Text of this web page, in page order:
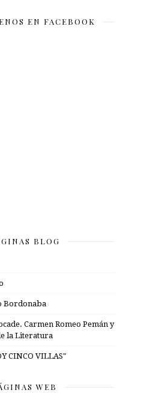
EN FACEBOOK
BLOG
Bordonaba
Carmen Romeo Pemán y
la Literatura
CINCO VILLAS"
WEB